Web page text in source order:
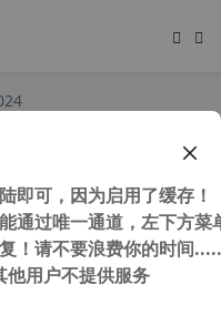
运行问题 支持winp
工作
即可，因为启用了缓存！
通过唯一通道，左下方菜
！请不要浪费你的时间
他用户不提供服务